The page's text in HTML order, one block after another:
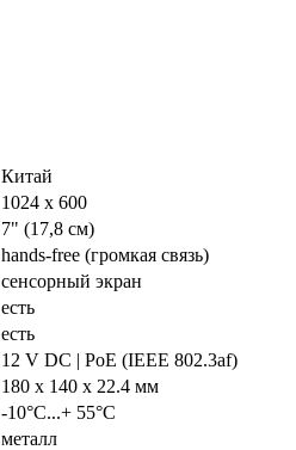
Китай
1024 x 600
7" (17,8 см)
hands-free (громкая связь)
сенсорный экран
есть
есть
12 V DC | PoE (IEEE 802.3af)
180 х 140 х 22.4 мм
-10°C...+ 55°C
металл